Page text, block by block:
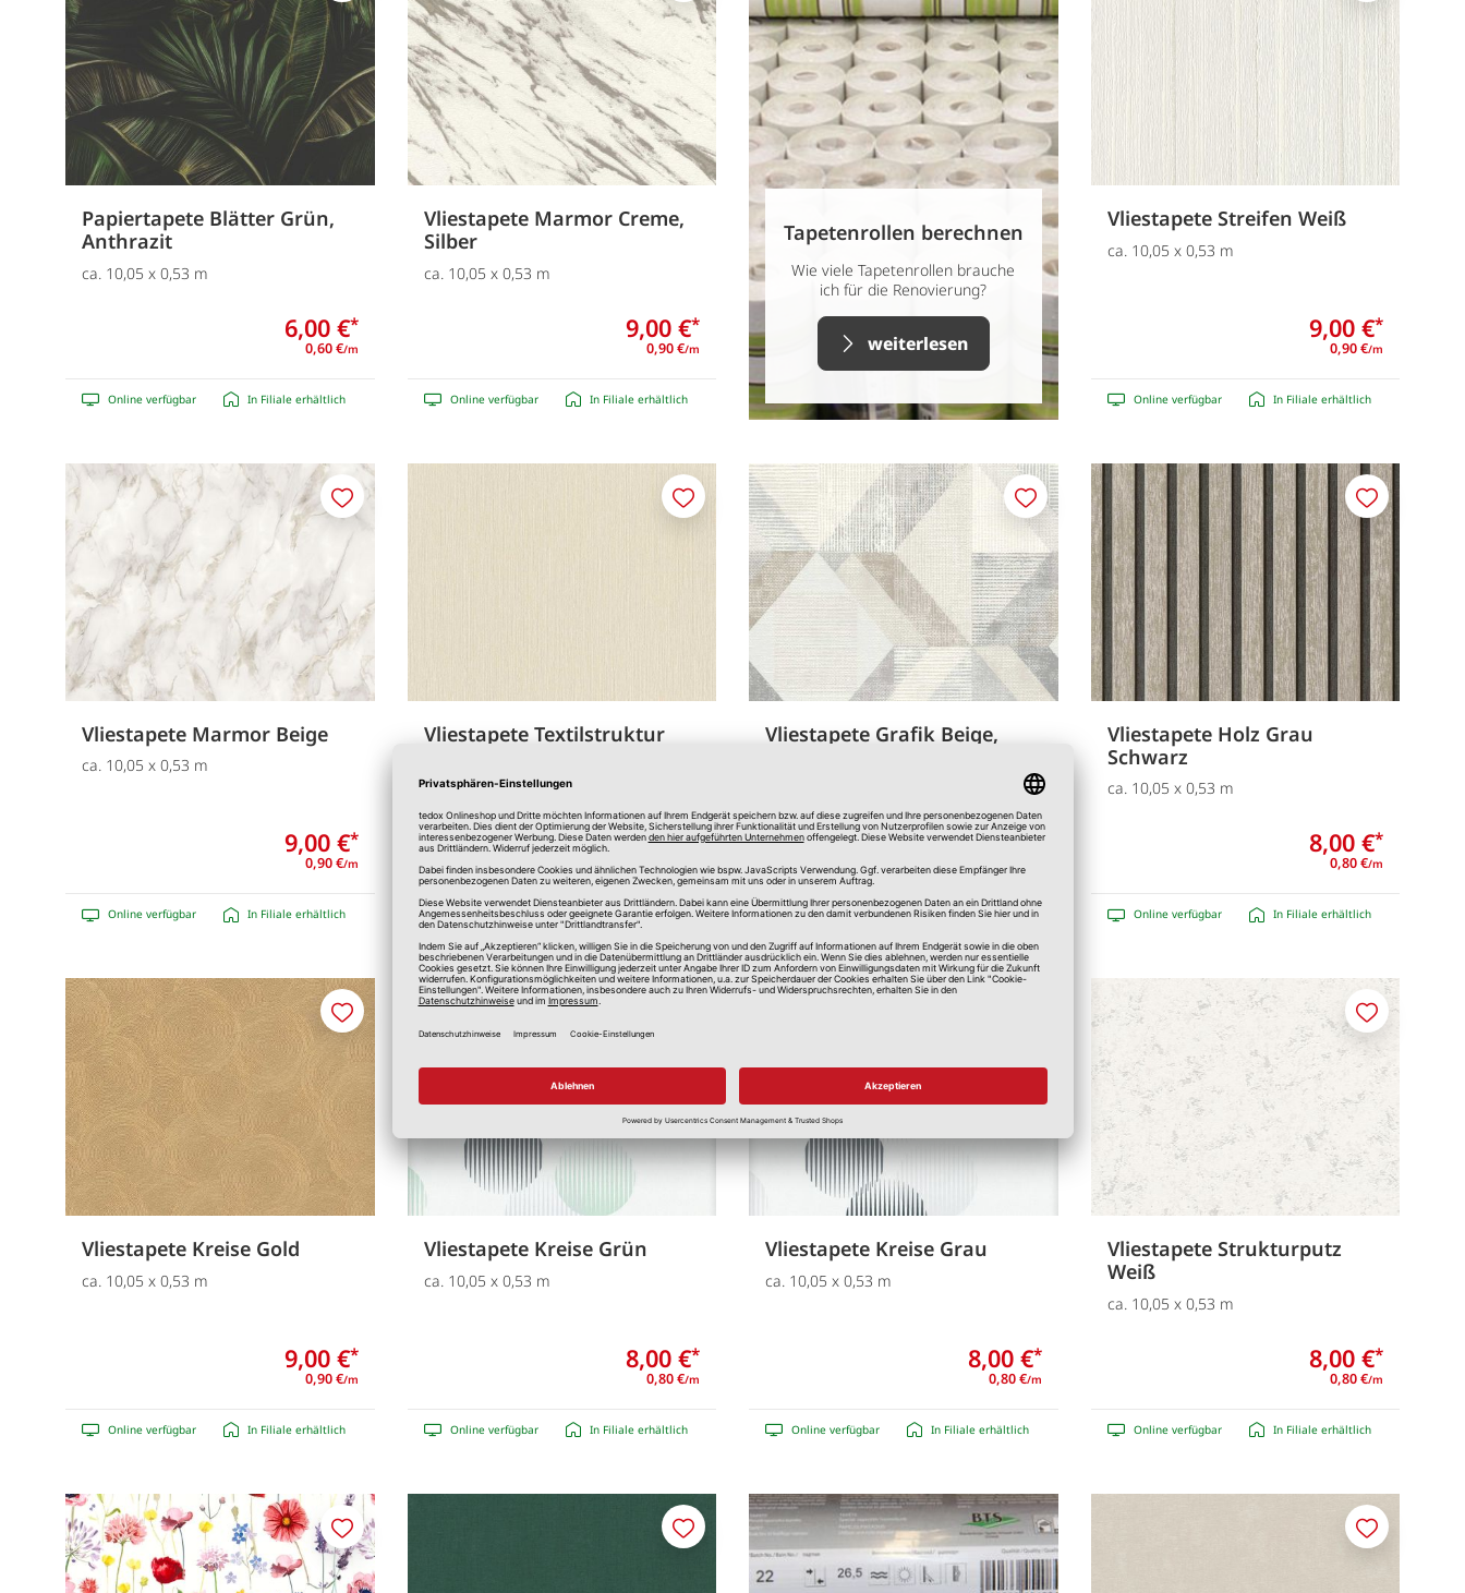
Papiertapete Blätter Grün,
Anthrazit
ca. 10,05 x 0,53 m
6,00 €*
0,60 €/m
Online verfügbar In Filiale erhältlich
Vliestapete Marmor Creme,
Silber
ca. 10,05 x 0,53 m
9,00 €*
0,90 €/m
Online verfügbar In Filiale erhältlich
Tapetenrollen berechnen
Wie viele Tapetenrollen brauche
ich für die Renovierung?
weiterlesen
Vliestapete Streifen Weiß
ca. 10,05 x 0,53 m
9,00 €*
0,90 €/m
Online verfügbar In Filiale erhältlich
Vliestapete Marmor Beige
ca. 10,05 x 0,53 m
9,00 €*
0,90 €/m
Online verfügbar In Filiale erhältlich
Merken
Vliestapete Textilstruktur
ca. 10,05 x 0,53 m
10,00 €*
1,00 € /m
Online verfügbar In Filiale erhältlich
Merken
Vliestapete Grafik Beige,
9,00 €*
0,90 €
Online verfügbar In Filiale erhältlich
Merken
Vliestapete Holz Grau
Schwarz
ca. 10,05 x 0,53 m
8,00 €*
0,80 €/m
Online verfügbar In Filiale erhältlich
Merken
Vliestapete Kreise Gold
ca. 10,05 x 0,53 m
9,00 €*
0,90 €/m
Online verfügbar In Filiale erhältlich
Merken
Vliestapete Kreise Grün
ca. 10,05 x 0,53 m
8,00 €*
0,80 €/m
Online verfügbar In Filiale erhältlich
Vliestapete Kreise Grau
ca. 10,05 x 0,53 m
8,00 €*
0,80 €/m
Online verfügbar In Filiale erhältlich
Vliestapete Strukturputz
Weiß
ca. 10,05 x 0,53 m
8,00 €*
0,80 €/m
Online verfügbar In Filiale erhältlich
Merken
Merken Merken Merken